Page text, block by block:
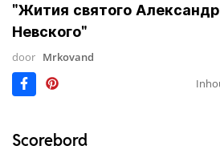
"Жития святого
Невского"
door Mrkovand
Scorebord